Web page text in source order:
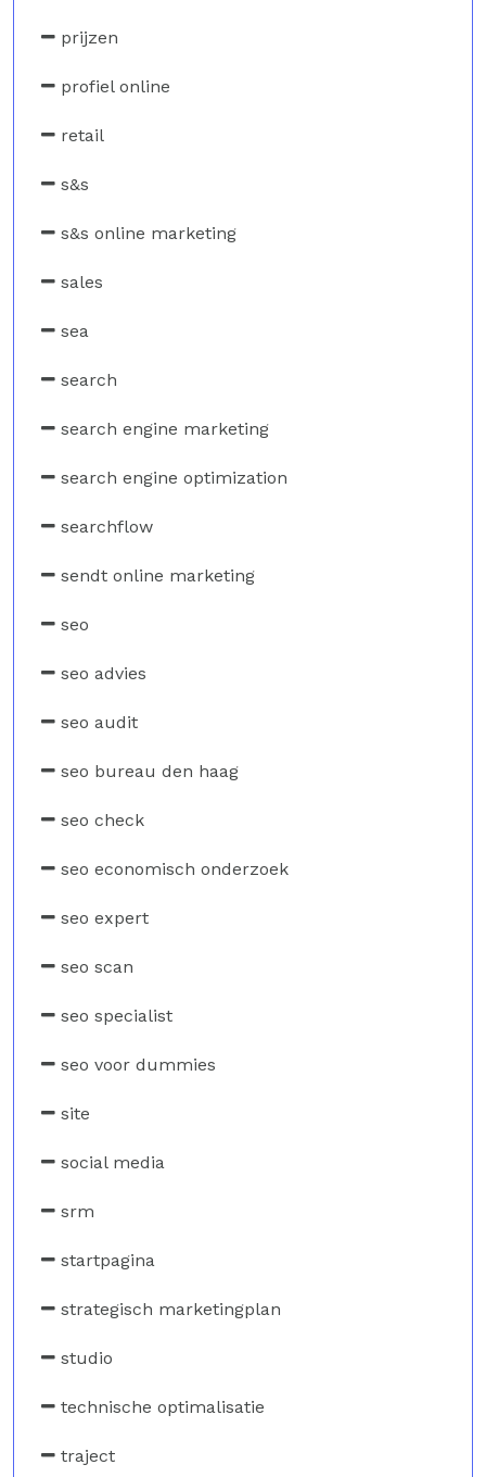
prijzen
profiel online
retail
s&s
s&s online marketing
sales
sea
search
search engine marketing
search engine optimization
searchflow
sendt online marketing
seo
seo advies
seo audit
seo bureau den haag
seo check
seo economisch onderzoek
seo expert
seo scan
seo specialist
seo voor dummies
site
social media
srm
startpagina
strategisch marketingplan
studio
technische optimalisatie
traject